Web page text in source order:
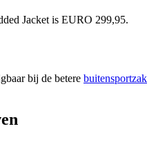
Jacket is EURO 299,95.
bij de betere